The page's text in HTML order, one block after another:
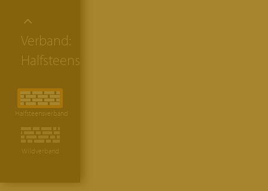
Verband:
Halfsteensverband
Halfsteensverband
Wildverband